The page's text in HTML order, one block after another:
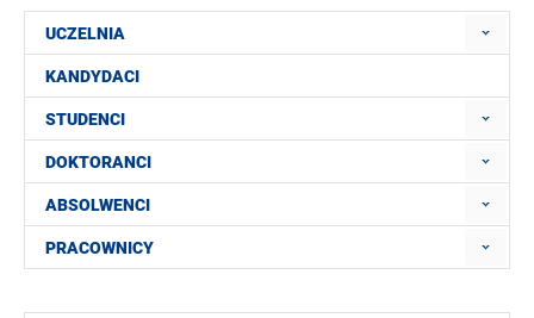
UCZELNIA
KANDYDACI
STUDENCI
DOKTORANCI
ABSOLWENCI
PRACOWNICY